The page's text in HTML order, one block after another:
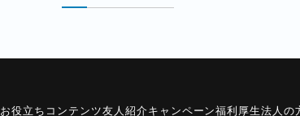
お役立ちコンテンツ友人紹介キャンペーン福利厚生法人の